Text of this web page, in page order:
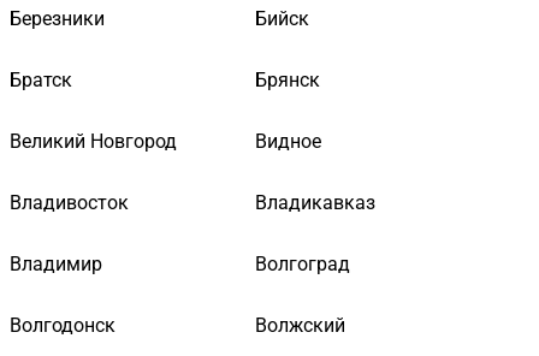
Березники Бийск
Братск Брянск
Великий Новгород Видное
Владивосток Владикавказ
Владимир Волгоград
Волгодонск Волжский